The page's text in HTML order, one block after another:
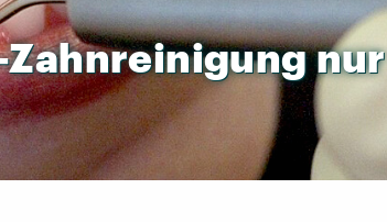
nur